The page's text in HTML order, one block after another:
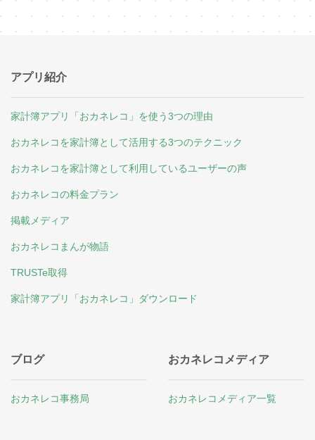
アプリ紹介
家計簿アプリ「おカネレコ」を使う3つの理由
おカネレコを家計簿として活用する3つのテクニック
おカネレコを家計簿として利用しているユーザーの声
おカネレコの料金プラン
掲載メディア
おカネレコまんが物語
TRUSTe取得
家計簿アプリ「おカネレコ」ダウンロード
ブログ
おカネレコ事務局
おカネレコメディア
おカネレコメディア一覧